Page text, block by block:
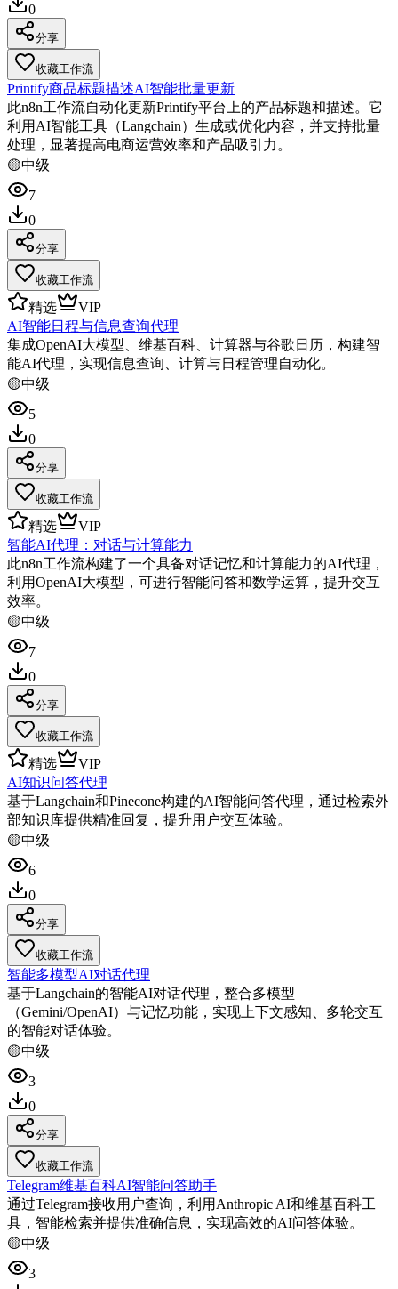
0
分享
收藏工作流
Printify商品标题描述AI智能批量更新
此n8n工作流自动化更新Printify平台上的产品标题和描述。它
利用AI智能工具（Langchain）生成或优化内容，并支持批量
处理，显著提高电商运营效率和产品吸引力。
🟡中级
7
0
分享
收藏工作流
精选
VIP
AI智能日程与信息查询代理
集成OpenAI大模型、维基百科、计算器与谷歌日历，构建智
能AI代理，实现信息查询、计算与日程管理自动化。
🟡中级
5
0
分享
收藏工作流
精选
VIP
智能AI代理：对话与计算能力
此n8n工作流构建了一个具备对话记忆和计算能力的AI代理，
利用OpenAI大模型，可进行智能问答和数学运算，提升交互
效率。
🟡中级
7
0
分享
收藏工作流
精选
VIP
AI知识问答代理
基于Langchain和Pinecone构建的AI智能问答代理，通过检索外
部知识库提供精准回复，提升用户交互体验。
🟡中级
6
0
分享
收藏工作流
智能多模型AI对话代理
基于Langchain的智能AI对话代理，整合多模型
（Gemini/OpenAI）与记忆功能，实现上下文感知、多轮交互
的智能对话体验。
🟡中级
3
0
分享
收藏工作流
Telegram维基百科AI智能问答助手
通过Telegram接收用户查询，利用Anthropic AI和维基百科工
具，智能检索并提供准确信息，实现高效的AI问答体验。
🟡中级
3